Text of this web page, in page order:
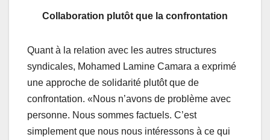
Collaboration plutôt que la confrontation
Quant à la relation avec les autres structures
syndicales, Mohamed Lamine Camara a exprimé
une approche de solidarité plutôt que de
confrontation. «Nous n’avons de problème avec
personne. Nous sommes factuels. C’est
simplement que nous nous intéressons à ce qui